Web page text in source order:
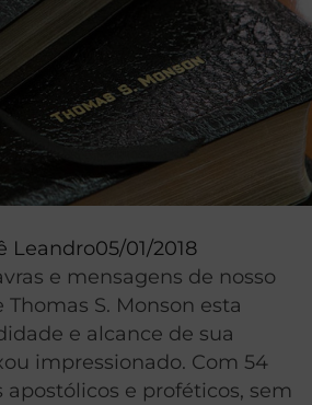
Leandro05/01/2018
e mensagens de nosso
S. Monson esta
e alcance de sua
impressionado. Com 54
apostólicos e proféticos, sem